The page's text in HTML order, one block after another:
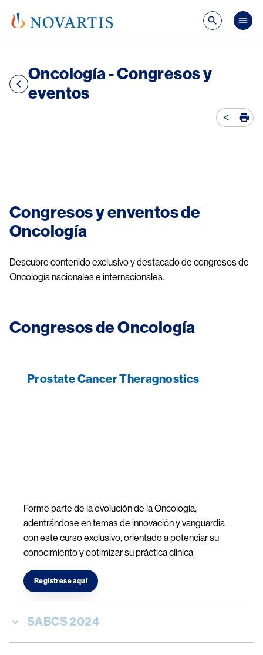
Oncología​ - Congresos y
eventos
Congresos y enventos de
Oncología​
Descubre contenido exclusivo y destacado de congresos de
Oncología nacionales e internacionales.
Congresos de Oncología
Prostate Cancer Theragnostics
Forme parte de la evolución de la Oncología,
adentrándose en temas de innovación y vanguardia
con este curso exclusivo, orientado a potenciar su
conocimiento y optimizar su práctica clínica.
Regístrese aquí
SABCS 2024